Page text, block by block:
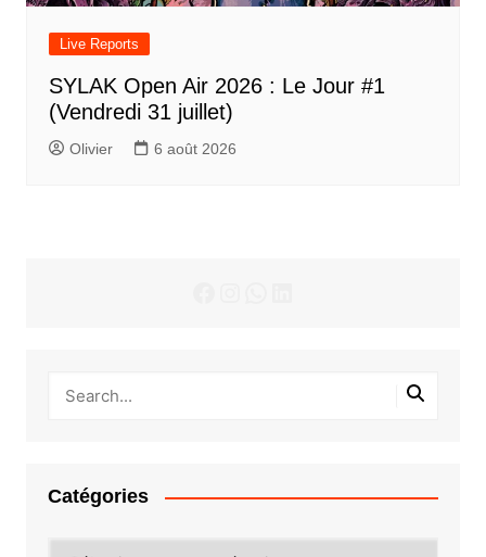
Live Reports
SYLAK Open Air 2026 : Le Jour #1
(Vendredi 31 juillet)
Olivier 6 août 2026
Catégories